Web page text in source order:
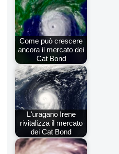
Come può crescere
ancora il mercato dei
Cat Bond
L'uragano Irene
rivitalizza il mercato
dei Cat Bond